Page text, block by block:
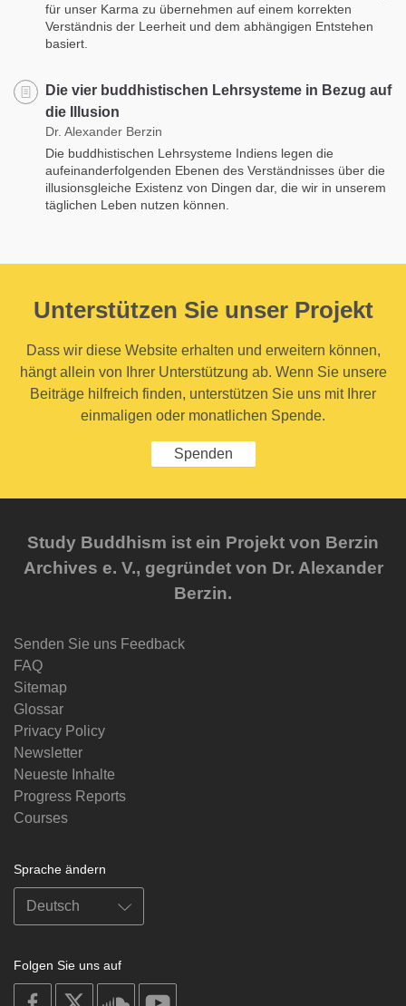
für unser Karma zu übernehmen auf einem korrekten
Verständnis der Leerheit und dem abhängigen Entstehen
basiert.
Die vier buddhistischen Lehrsysteme in Bezug auf
die Illusion
Dr. Alexander Berzin
Die buddhistischen Lehrsysteme Indiens legen die
aufeinanderfolgenden Ebenen des Verständnisses über die
illusionsgleiche Existenz von Dingen dar, die wir in unserem
täglichen Leben nutzen können.
Unterstützen Sie unser Projekt
Dass wir diese Website erhalten und erweitern können,
hängt allein von Ihrer Unterstützung ab. Wenn Sie unsere
Beiträge hilfreich finden, unterstützen Sie uns mit Ihrer
einmaligen oder monatlichen Spende.
Spenden
Study Buddhism ist ein Projekt von Berzin
Archives e. V., gegründet von Dr. Alexander
Berzin.
Senden Sie uns Feedback
FAQ
Sitemap
Glossar
Privacy Policy
Newsletter
Neueste Inhalte
Progress Reports
Courses
Sprache ändern
Folgen Sie uns auf
on